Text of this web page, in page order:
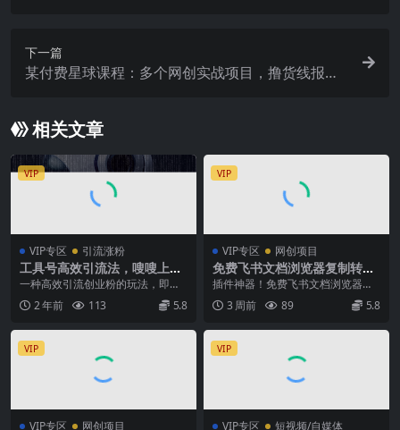
下一篇
某付费星球课程：多个网创实战项目，撸货线报、
相关文章
VIP
VIP专区 引流涨粉
工具号高效引流法，嗖嗖上
人，日引1000+，直接搬运，
一种高效引流创业粉的玩法，即抖
音工具号，通过制作简单的AI工具
视频，日引300+...
2 年前 113 5.8
VIP
VIP专区 网创项目
免费飞书文档浏览器复制转存
插件，支持Chrome内核浏览
器，无需登录账号(插件+安装
使用教程)
插件神器！免费飞书文档浏览器复
制转存插件，支持Chrome内核浏
览器，无需登录账...
3 周前 89 5.8
VIP
VIP专区 网创项目
VIP
VIP专区 短视频/自媒体